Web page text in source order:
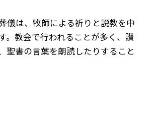
儀は、牧師による祈りと説教を中
。教会で行われることが多く、讃
聖書の言葉を朗読したりすること